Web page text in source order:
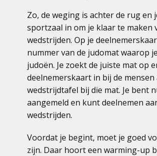
Zo, de weging is achter de rug en
sportzaal in om je klaar te maken
wedstrijden. Op je
nummer van de judomat waarop
judoën. Je zoekt de juiste mat op
deelnemerskaart in bij de mensen
wedstrijdtafel bij die mat. Je bent
aangemeld en kunt deelnemen
wedstrijden.
Voordat je begint, moet je goed
zijn. Daar hoort een warming-up